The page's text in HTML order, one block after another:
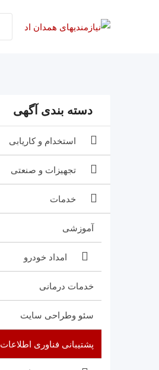
دسته بندی آگهی
استخدام و کاریابی
تجهیزات و صنعتی
خدمات
آموزشی
امداد خودرو
خدمات درمانی
سئو وطراحی سایت
پشتیبانی فناوری اطلاعات